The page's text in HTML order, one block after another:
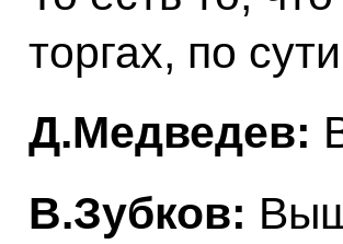
торгах, по
Д.Медведев:
В.Зубков: